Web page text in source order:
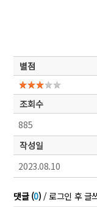
별점
조회수
885
작성일
2023.08.10